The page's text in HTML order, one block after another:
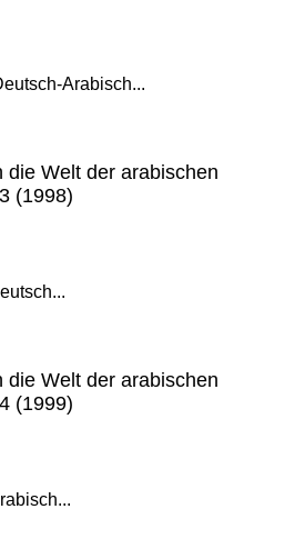
Arabisch...
die Welt der arabischen
(1998)
die Welt der arabischen
(1999)